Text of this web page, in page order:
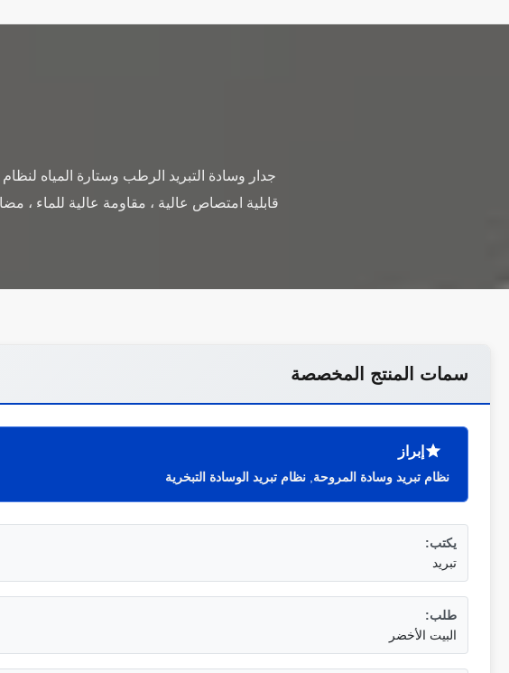
سمات المنتج المخصصة
إبراز
نظام تبريد وسادة المروحة نظام تبريد الوسادة التبخرية
يكتب:
تبريد
طلب:
البيت الأخضر